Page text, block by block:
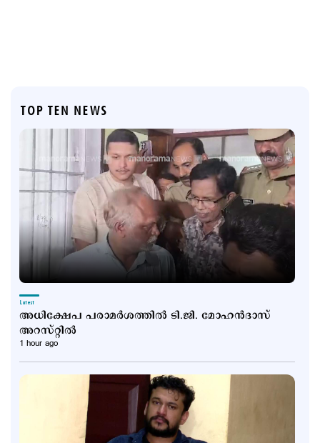
TOP TEN NEWS
Latest
അധിക്ഷേപ പരാമർശത്തിൽ ടി.ജി. മോഹൻദാസ്
അറസ്റ്റില്‍
1 hour ago